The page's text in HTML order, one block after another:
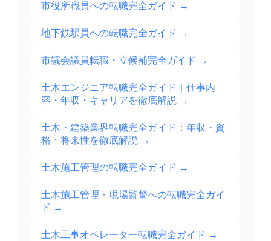
市役所職員への転職完全ガイド →
地下鉄駅員への転職完全ガイド →
市議会議員転職・立候補完全ガイド →
土木エンジニア転職完全ガイド｜仕事内
容・年収・キャリアを徹底解説 →
土木・建築業界転職完全ガイド：年収・資
格・将来性を徹底解説 →
土木施工管理の転職完全ガイド →
土木施工管理・現場監督への転職完全ガイ
ド →
土木工事オペレーター転職完全ガイド →